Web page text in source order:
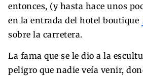
entonces, (y hasta hace unos
en la entrada del hotel boutique
sobre la carretera.
La fama que se le dio a la
peligro que nadie veía venir,